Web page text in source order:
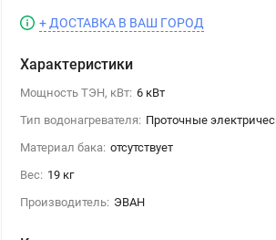
+ ДОСТАВКА В ВАШ ГОРОД
Характеристики
Мощность ТЭН, кВт: 6 кВт
Тип водонагревателя: Проточные
Материал бака: отсутствует
Вес: 19 кг
Производитель: ЭВАН